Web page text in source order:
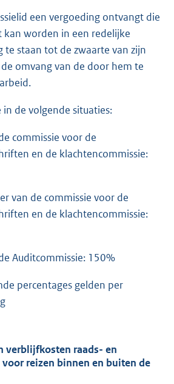
een vergoeding ontvangt die
kan worden in een redelijke
te staan tot de zwaarte van zijn
omvang van de door hem te
in de volgende situaties:
commissie voor de
en de klachtencommissie:
van de commissie voor de
en de klachtencommissie:
Auditcommissie: 150%
percentages gelden per
verblijfkosten raads- en
reizen binnen en buiten de